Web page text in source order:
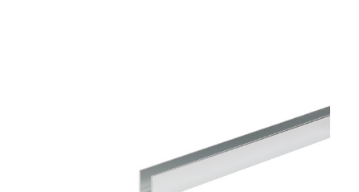
GUIDE : CHOIX PAR UTILISATION